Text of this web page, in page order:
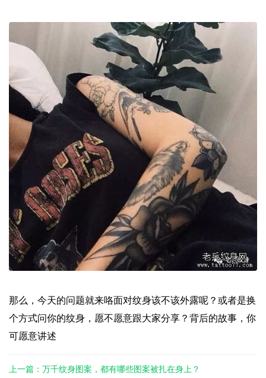
那么，今天的问题就来咯面对纹身该不该外露呢？或者是换
个方式问你的纹身，愿不愿意跟大家分享？背后的故事，你
可愿意讲述
上一篇：万千纹身图案，都有哪些图案被扎在身上？